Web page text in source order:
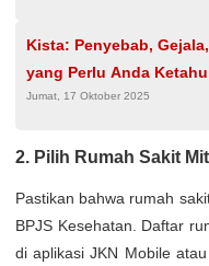
Kista: Penyebab,
yang Perlu Anda
Jumat, 17 Oktober 2025
2. Pilih Rumah Sakit
Pastikan bahwa rumah
BPJS Kesehatan. Daftar
di aplikasi JKN Mobile